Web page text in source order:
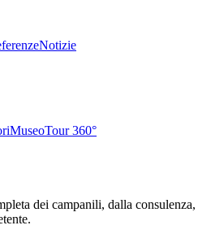
Notizie
MuseoTour 360°
dei campanili, dalla